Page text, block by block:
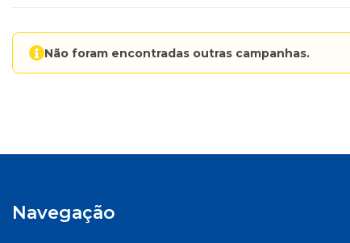
Não foram encontradas outras campanhas.
Navegação